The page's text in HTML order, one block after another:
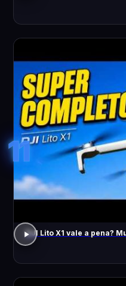
11
DJI Lito X1 vale a pena?